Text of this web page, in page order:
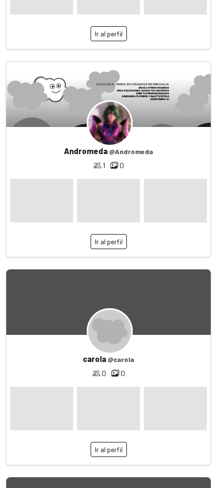
Ir al perfil
Andromeda @Andromeda
1 0
Ir al perfil
carola @carola
0 0
Ir al perfil